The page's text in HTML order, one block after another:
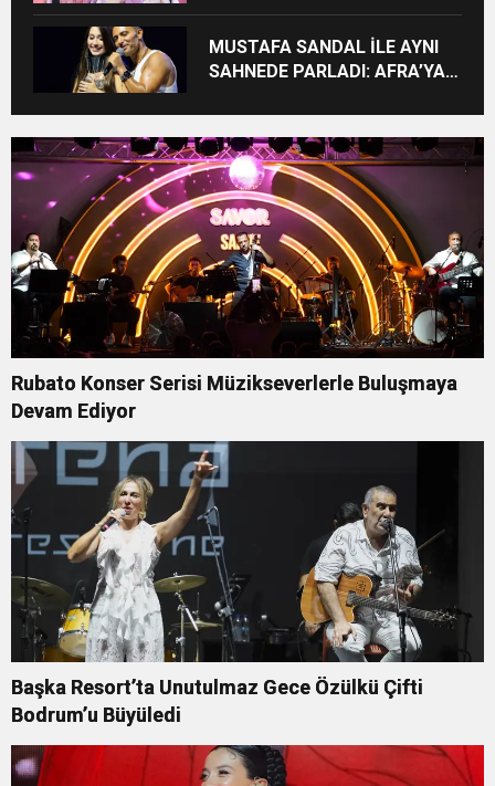
MUSTAFA SANDAL İLE AYNI
SAHNEDE PARLADI: AFRA’YA
Rubato Konser Serisi Müzikseverlerle Buluşmaya
Devam Ediyor
Başka Resort’ta Unutulmaz Gece Özülkü Çifti
Bodrum’u Büyüledi